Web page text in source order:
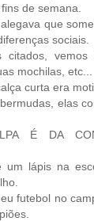
de semana.
que
sociais.
citados,
mochilas, etc...
curta era
elas
É DA
um lápis na
futebol no